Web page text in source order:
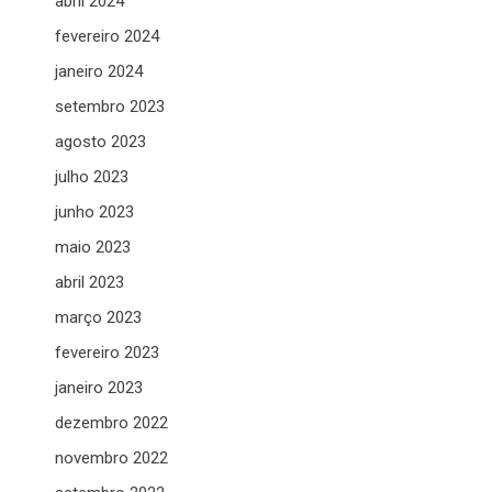
fevereiro 2024
janeiro 2024
setembro 2023
agosto 2023
julho 2023
junho 2023
maio 2023
abril 2023
março 2023
fevereiro 2023
janeiro 2023
dezembro 2022
novembro 2022